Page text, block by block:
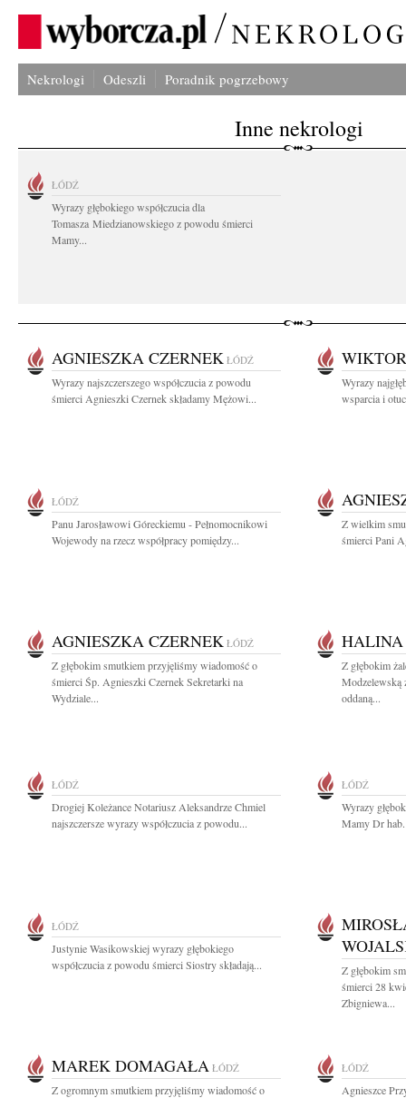
Nekrologi Odeszli Poradnik pogrzebowy
Inne nekrologi
ŁÓDŹ
Wyrazy głębokiego współczucia dla
Tomasza Miedzianowskiego z powodu śmierci
Mamy...
AGNIESZKA CZERNEK ŁÓDŹ
Wyrazy najszczerszego współczucia z powodu
śmierci Agnieszki Czernek składamy Mężowi...
Wyrazy
wsparcia i
ŁÓDŹ
Panu Jarosławowi Góreckiemu - Pełnomocnikowi
Wojewody na rzecz współpracy pomiędzy...
Z wielkim
śmierci Pani
AGNIESZKA CZERNEK ŁÓDŹ
Z głębokim smutkiem przyjęliśmy wiadomość o
śmierci Śp. Agnieszki Czernek Sekretarki na
Wydziale...
HALINA
Z głębokim
Modzelewską
oddaną...
ŁÓDŹ
Drogiej Koleżance Notariusz Aleksandrze Chmiel
najszczersze wyrazy współczucia z powodu...
ŁÓDŹ
Wyrazy
Mamy Dr
ŁÓDŹ
Justynie Wasikowskiej wyrazy głębokiego
współczucia z powodu śmierci Siostry składają...
Z głębokim
śmierci 28
Zbigniewa...
MAREK DOMAGAŁA ŁÓDŹ
Z ogromnym smutkiem przyjęliśmy wiadomość o
ŁÓDŹ
Agnieszce